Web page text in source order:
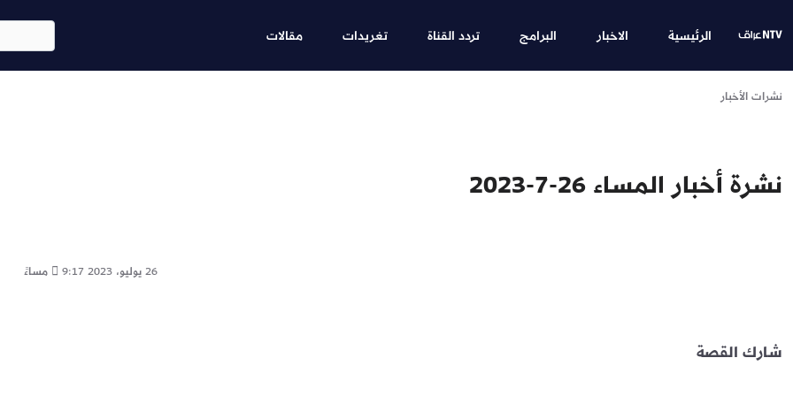
content
الرئيسية الاخبار البرامج تردد القناة تغريدات مقالات ابحث
نشرات الأخبار
نشرة أخبار المساء 26-7-2023
26 يوليو، 2023 9:17 مساءً
شارك القصة